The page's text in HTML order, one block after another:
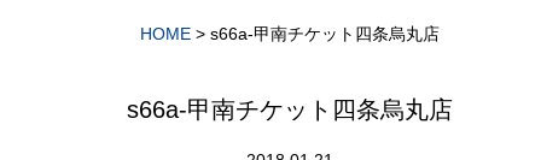
HOME > s66a-甲南チケット四条烏丸店
s66a-甲南チケット四条烏丸店